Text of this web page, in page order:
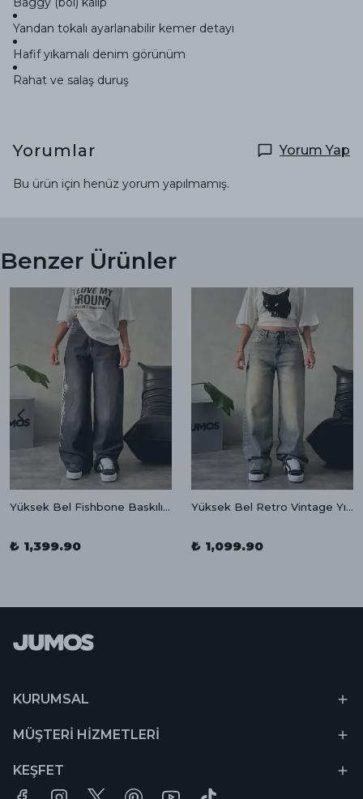
Yandan tokalı ayarlanabilir kemer detayı
Hafif yıkamalı denim görünüm
Rahat ve salaş duruş
Yorumlar Yorum Yap
Bu ürün için henüz yorum yapılmamış.
Benzer Ürünler
Yüksek Bel Fishbone Baskılı Super Baggy
₺ 1,399.90
Yüksek Bel Retro Vintage Yıkamalı Baggy Jean
₺ 1,099.90
KURUMSAL
MÜŞTERİ HİZMETLERİ
KEŞFET